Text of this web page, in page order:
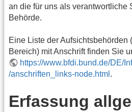
an die für uns als verantwortliche
Behörde.
Eine Liste der Aufsichtsbehörden
Bereich) mit Anschrift finden Sie
https://www.bfdi.bund.de/DE/
/anschriften_links-node.html .
Erfassung